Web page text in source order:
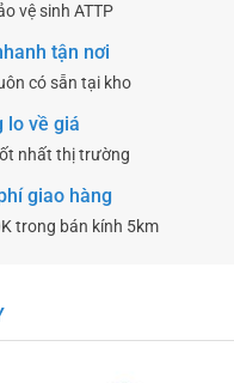
vệ sinh ATTP
tận nơi
có sẵn tại kho
lo về giá
nhất thị trường
giao hàng
trong bán kính 5km